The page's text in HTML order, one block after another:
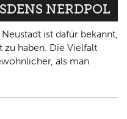
NERDPOL
ist dafür bekannt,
zu haben. Die Vielfalt
als man